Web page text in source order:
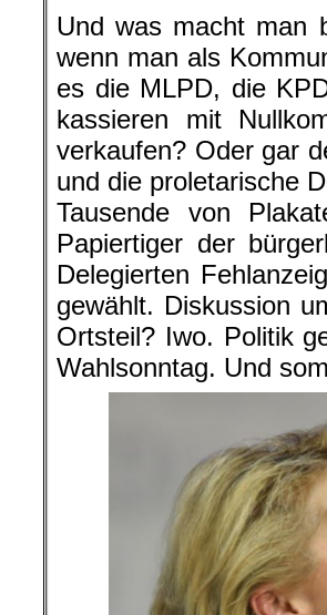
Und was macht man
wenn man als
es die MLPD, die
kassieren mit
verkaufen? Oder gar
und die proletarische
Tausende von
Papiertiger der
Delegierten
gewählt. Diskussion
Ortsteil? Iwo. Politik
Wahlsonntag. Und